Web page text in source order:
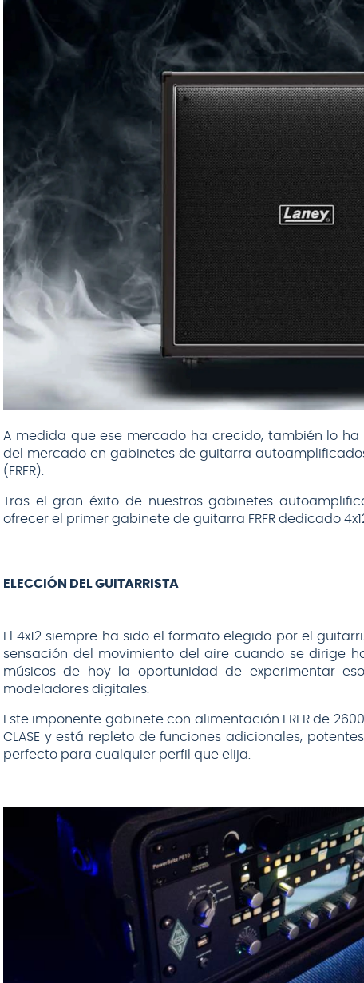
A medida que ese mercado ha crecido, también lo ha
del mercado en gabinetes de guitarra
(FRFR).
Tras el gran éxito de nuestros gabinetes
ofrecer el primer gabinete de guitarra FRFR dedicado 4x12
ELECCIÓN DEL GUITARRISTA
El 4x12 siempre ha sido el formato elegido por el
sensación del movimiento del aire cuando se dirige
músicos de hoy la oportunidad de experimentar
modeladores digitales.
Este imponente gabinete con alimentación FRFR de 2600
CLASE y está repleto de funciones adicionales,
perfecto para cualquier perfil que elija.